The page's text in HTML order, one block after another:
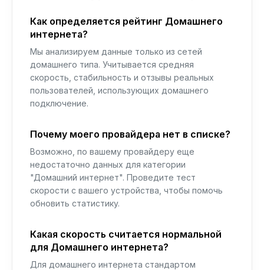
Как определяется рейтинг Домашнего
интернета?
Мы анализируем данные только из сетей
домашнего типа. Учитывается средняя
скорость, стабильность и отзывы реальных
пользователей, использующих домашнего
подключение.
Почему моего провайдера нет в списке?
Возможно, по вашему провайдеру еще
недостаточно данных для категории
"Домашний интернет". Проведите тест
скорости с вашего устройства, чтобы помочь
обновить статистику.
Какая скорость считается нормальной
для Домашнего интернета?
Для домашнего интернета стандартом